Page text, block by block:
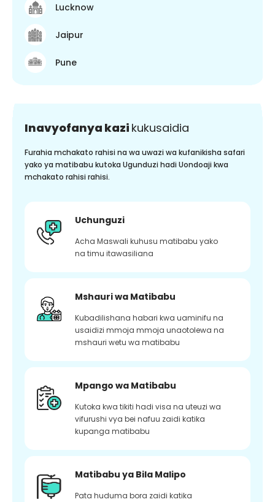
Lucknow
Jaipur
Pune
Inavyofanya kazi kukusaidia
Furahia mchakato rahisi na wa uwazi wa kufanikisha safari
yako ya matibabu kutoka Ugunduzi hadi Uondoaji kwa
mchakato rahisi rahisi.
Uchunguzi
Acha Maswali kuhusu matibabu yako
na timu itawasiliana
Mshauri wa Matibabu
Kubadilishana habari kwa uaminifu na
usaidizi mmoja mmoja unaotolewa na
mshauri wetu wa matibabu
Mpango wa Matibabu
Kutoka kwa tikiti hadi visa na uteuzi wa
vifurushi vya bei nafuu zaidi katika
kupanga matibabu
Matibabu ya Bila Malipo
Pata huduma bora zaidi katika